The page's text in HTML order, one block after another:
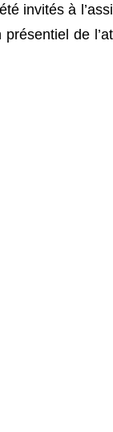
invités à
de